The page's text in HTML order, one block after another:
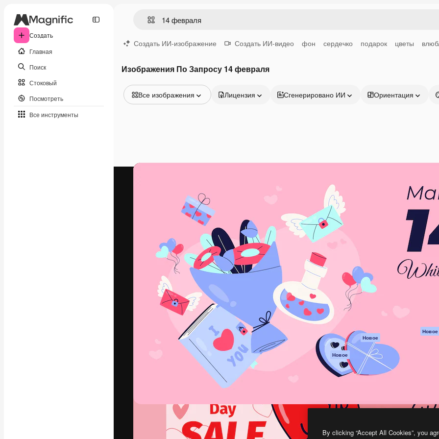
Создать
Главная
Поиск
Стоковый
Посмотреть
Все инструменты
Создать ИИ-изображение Создать ИИ-видео фон сердечко подарок цветы
Изображения По Запросу 14 февраля
Все изображения
Видео
Лицензия Сгенерировано ИИ Ориентация
Креативная платформа для создания
ваших лучших работ. Более 1 миллиона
подписчиков среди креаторов,
предприятий, агентств и студий.
Pусский
Продукция
Spaces
ИИ-помощник
Генератор
изображений ИИ
Генератор видео
ИИ
Генератор голоса
на основе ИИ
Стоковый контент
MCP для
Claude/ChatGPT
Новое
Агенты Новое
Мобильное
Magnific
Начать
Academy
Документация
Пакету ИИ
Служба
поддержки
Новое
Политика файлов
cookie
Центр доверия
By clicking “Accept All Cookies”, you